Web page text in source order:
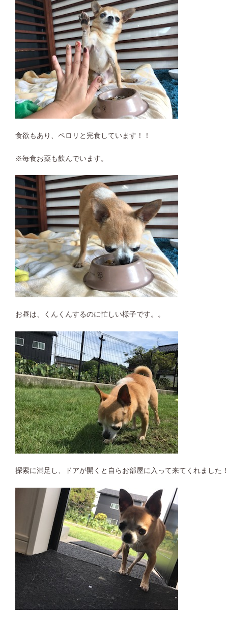
食欲もあり、ペロリと完食しています！！
※毎食お薬も飲んでいます。
お昼は、くんくんするのに忙しい様子です。。
探索に満足し、ドアが開くと自らお部屋に入って来てくれました